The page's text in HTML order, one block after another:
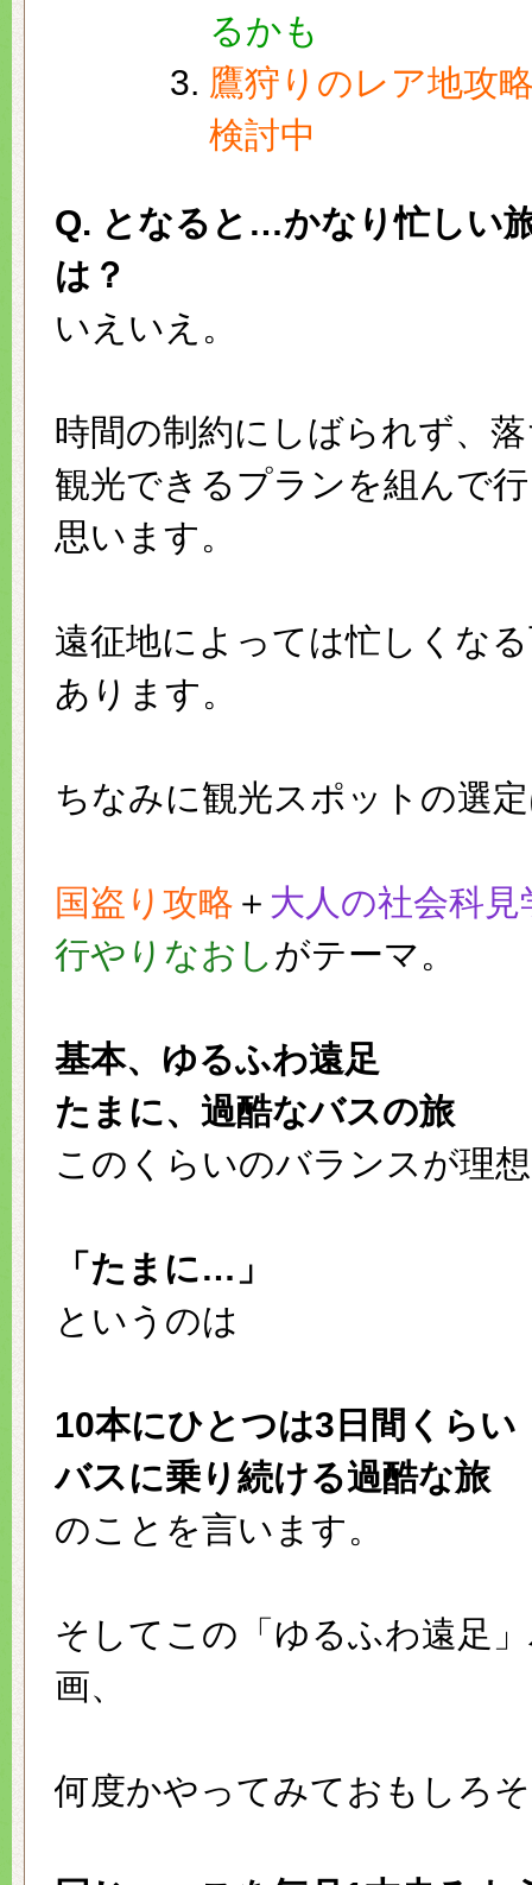
るかも
鷹狩りのレア地攻
検討中
Q. となると…かなり忙しい
は？
いえいえ。
時間の制約にしばられず、
観光できるプランを組んで
思います。
遠征地によっては忙しくな
あります。
ちなみに観光スポットの選
国盗り攻略 ＋ 大人の社会科見
行やりなおしがテーマ。
基本、ゆるふわ遠足
たまに、過酷なバスの旅
このくらいのバランスが理
「たまに…」
というのは
10本にひとつは3日間くらい
バスに乗り続ける過酷な旅
のことを言います。
そしてこの「ゆるふわ遠足
画、
何度かやってみておもしろ